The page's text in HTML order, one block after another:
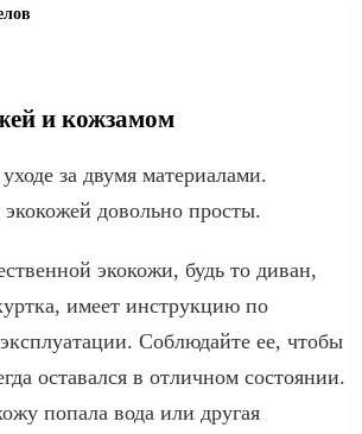
и кожзамом
за двумя материалами.
экокожей довольно просты.
экокожи, будь то диван,
имеет инструкцию по
Соблюдайте ее, чтобы
оставался в отличном состоянии.
попала вода или другая